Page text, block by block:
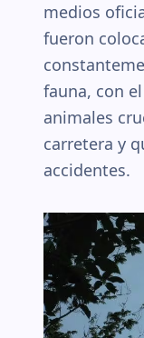
medios
fueron
fauna, con
animales
carretera y
accidentes.